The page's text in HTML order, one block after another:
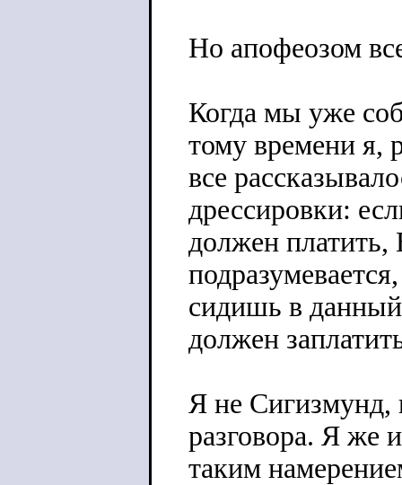
Но апофеозом
Когда мы уже
тому времени я,
все
дрессировки:
должен платить,
сидишь в
должен
Я не Сигизмунд,
разговора. Я же
таким